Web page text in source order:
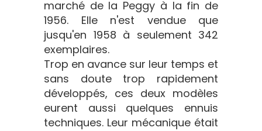
marché de la Peggy à la fin de
1956. Elle n'est vendue que
jusqu'en 1958 à seulement 342
exemplaires.
Trop en avance sur leur temps et
sans doute trop rapidement
développés, ces deux modèles
eurent aussi quelques ennuis
techniques. Leur mécanique était